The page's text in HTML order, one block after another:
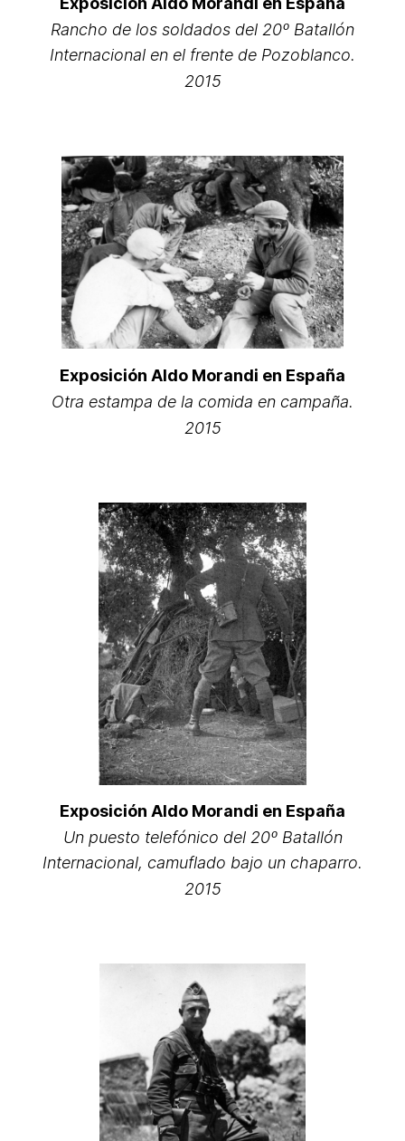
Rancho de los soldados del 20º Batallón
Internacional en el frente de Pozoblanco.
2015
Exposición Aldo Morandi en España
Otra estampa de la comida en campaña.
2015
Exposición Aldo Morandi en España
Un puesto telefónico del 20º Batallón
Internacional, camuflado bajo un chaparro.
2015